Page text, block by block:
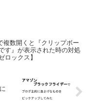
複数開くと『クリップボー
す』が表示された時の対処
ロックス】